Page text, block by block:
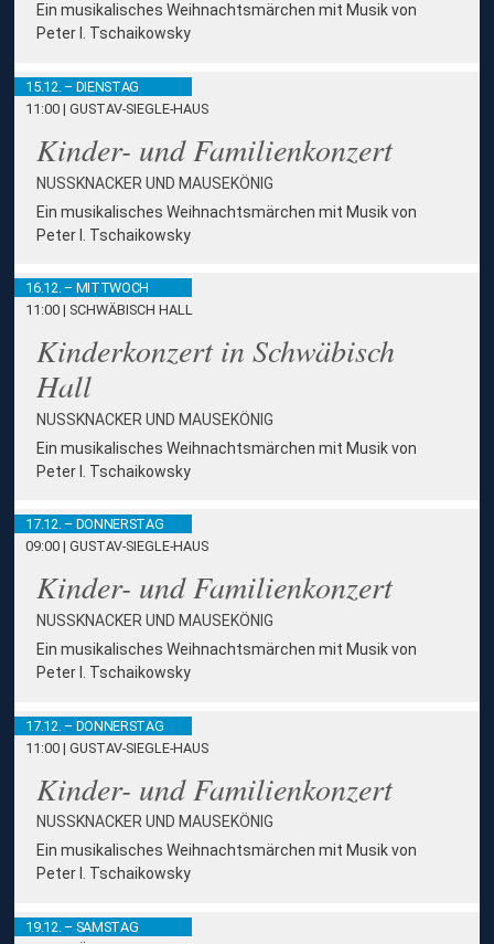
Ein musikalisches Weihnachtsmärchen mit Musik von
Peter I. Tschaikowsky
15.12. – DIENSTAG
11:00 | GUSTAV-SIEGLE-HAUS
Kinder- und Familienkonzert
NUSSKNACKER UND MAUSEKÖNIG
Ein musikalisches Weihnachtsmärchen mit Musik von
Peter I. Tschaikowsky
16.12. – MITTWOCH
11:00 | SCHWÄBISCH HALL
Kinderkonzert in Schwäbisch
Hall
NUSSKNACKER UND MAUSEKÖNIG
Ein musikalisches Weihnachtsmärchen mit Musik von
Peter I. Tschaikowsky
17.12. – DONNERSTAG
09:00 | GUSTAV-SIEGLE-HAUS
Kinder- und Familienkonzert
NUSSKNACKER UND MAUSEKÖNIG
Ein musikalisches Weihnachtsmärchen mit Musik von
Peter I. Tschaikowsky
17.12. – DONNERSTAG
11:00 | GUSTAV-SIEGLE-HAUS
Kinder- und Familienkonzert
NUSSKNACKER UND MAUSEKÖNIG
Ein musikalisches Weihnachtsmärchen mit Musik von
Peter I. Tschaikowsky
19.12. – SAMSTAG